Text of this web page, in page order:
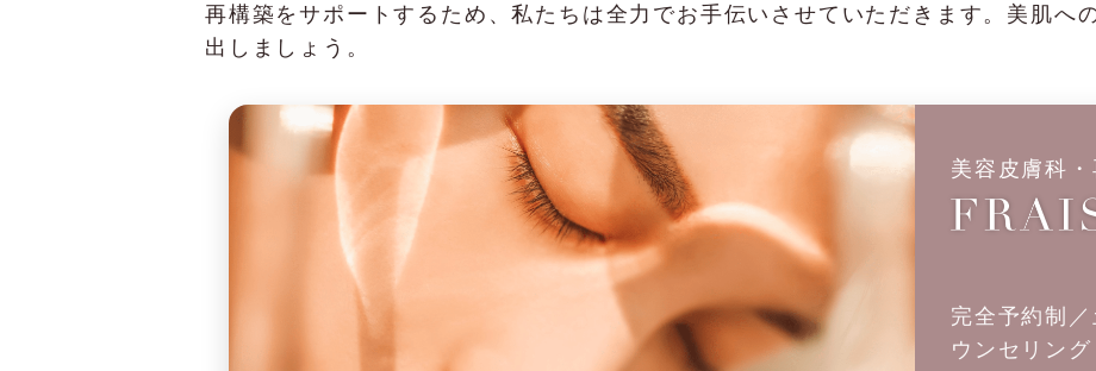
再構築をサポートするため、私たちは全力でお手伝いさせていただきます。美肌へ
出しましょう。
美容皮膚科
完全予約制
ウンセリング